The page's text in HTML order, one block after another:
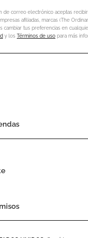
de correo electrónico aceptas
afiliadas, marcas (The
cambiar tus preferencias en
y los Términos de uso para más